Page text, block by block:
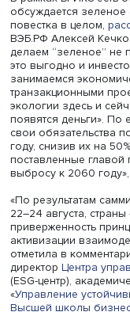
Фото: iStock
«И самое
финансовой
хотим перейти на
существующей
фондов — в
нужно развивать
банкир.
обсуждается
повестка в целом,
ВЭБ.РФ Алексей
делаем “зеленое”
это выгодно и
занимаемся
транзакционными
экологии здесь и